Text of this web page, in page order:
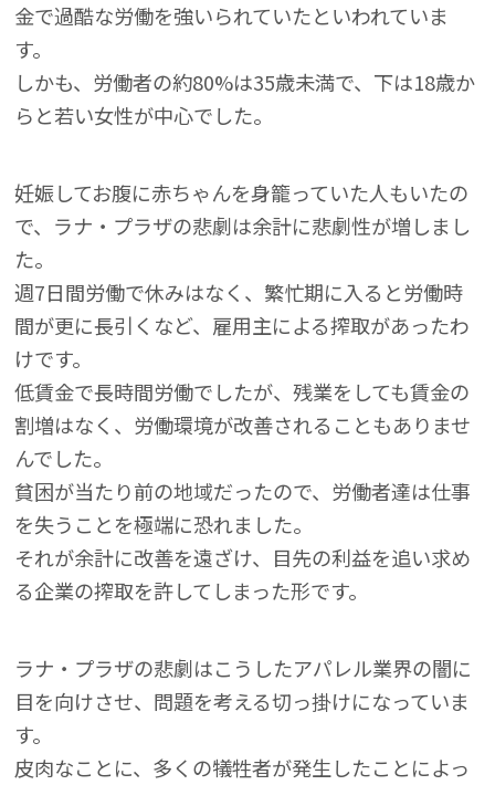
金で過酷な労働を強いられていたといわれていま
す。
しかも、労働者の約80%は35歳未満で、下は18歳か
らと若い女性が中心でした。
妊娠してお腹に赤ちゃんを身籠っていた人もいたの
で、ラナ・プラザの悲劇は余計に悲劇性が増しまし
た。
週7日間労働で休みはなく、繁忙期に入ると労働時
間が更に長引くなど、雇用主による搾取があったわ
けです。
低賃金で長時間労働でしたが、残業をしても賃金の
割増はなく、労働環境が改善されることもありませ
んでした。
貧困が当たり前の地域だったので、労働者達は仕事
を失うことを極端に恐れました。
それが余計に改善を遠ざけ、目先の利益を追い求め
る企業の搾取を許してしまった形です。
ラナ・プラザの悲劇はこうしたアパレル業界の闇に
目を向けさせ、問題を考える切っ掛けになっていま
す。
皮肉なことに、多くの犠牲者が発生したことによっ